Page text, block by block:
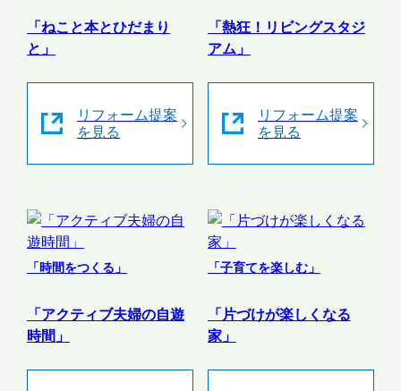
「ねこと本とひだまり
と」
リフォーム提案
を見る
「熱狂！リビングスタジ
アム」
リフォーム提案
を見る
「時間をつくる」
「アクティブ夫婦の自遊
時間」
「子育てを楽しむ」
「片づけが楽しくなる
家」